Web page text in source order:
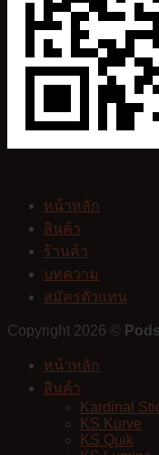
หน้าหลัก
สินค้า
ร้านค้า
บทความ
สมัครตัวแทน
Copyright 2026 ©
หน้าหลัก
สินค้า
Kardinal
KS Kurve
KS Quik